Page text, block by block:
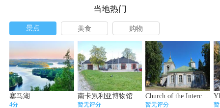
当地热门
景点 美食 购物
塞马湖
4分
南卡累利亚博物馆
暂无评分 暂无评分